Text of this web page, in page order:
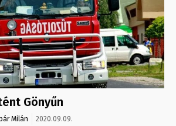
Gönyűn
Milán 2020.09.09.